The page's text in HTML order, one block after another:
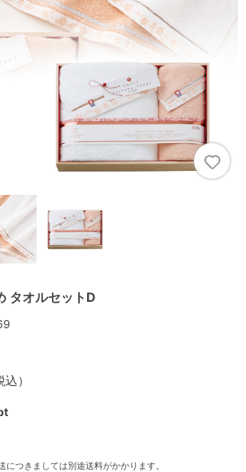
タオルセットD
込）
つきましては別途送料がかかります。